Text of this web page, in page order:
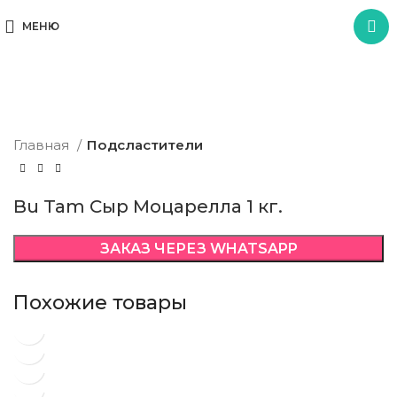
МЕНЮ
Главная Подсластители
Bu Tam Сыр Моцарелла 1 кг.
ЗАКАЗ ЧЕРЕЗ WHATSAPP
Похожие товары
Bu Tam острый перец 4кг.
Bu Tam кетчуп класс 20% 9кг